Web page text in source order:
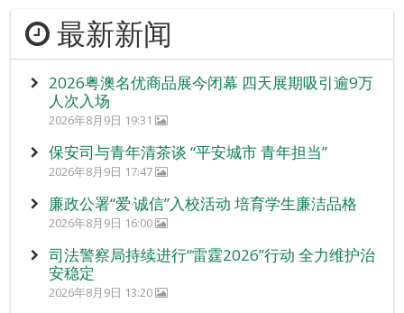
最新新闻
2026粤澳名优商品展今闭幕 四天展期吸引逾9万
人次入场
2026年8月9日 19:31
保安司与青年清茶谈 “平安城市 青年担当”
2026年8月9日 17:47
廉政公署“爱‧诚信”入校活动 培育学生廉洁品格
2026年8月9日 16:00
司法警察局持续进行“雷霆2026”行动 全力维护治
安稳定
2026年8月9日 13:20